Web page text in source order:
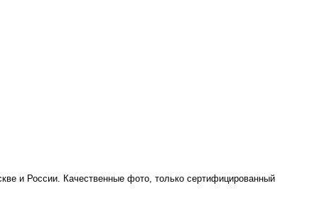
и России. Качественные фото, только сертифицированный